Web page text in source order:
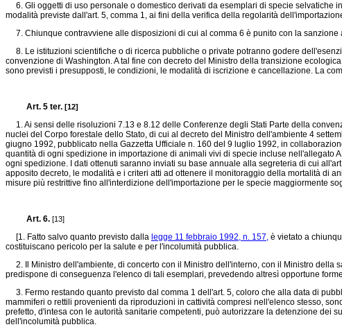
6. Gli oggetti di uso personale o domestico derivati da esemplari di specie selvatiche
modalità previste dall'art. 5, comma 1, ai fini della verifica della regolarità
7. Chiunque contravviene alle disposizioni di cui al comma 6 è punito con la
8. Le istituzioni scientifiche o di ricerca pubbliche o private potranno godere
convenzione di Washington. A tal fine con decreto del Ministro della transizione
sono previsti i presupposti, le condizioni, le modalità di iscrizione e cancellazione. La
Art. 5 ter. [12]
1. Ai sensi delle risoluzioni 7.13 e 8.12 delle Conferenze degli Stati Parte della
nuclei del Corpo forestale dello Stato, di cui al decreto del Ministro dell'ambiente 4
giugno 1992, pubblicato nella Gazzetta Ufficiale n. 160 del 9 luglio 1992, in
quantità di ogni spedizione in importazione di animali vivi di specie incluse nell'allegato
ogni spedizione. I dati ottenuti saranno inviati su base annuale alla segreteria di cui
apposito decreto, le modalità e i criteri atti ad ottenere il monitoraggio della mortalità di
misure più restrittive fino all'interdizione dell'importazione per le specie maggiormente
Art. 6. [13]
[1. Fatto salvo quanto previsto dalla legge 11 febbraio 1992, n. 157, è vietato a
costituiscano pericolo per la salute e per l'incolumità pubblica.
2. Il Ministro dell'ambiente, di concerto con il Ministro dell'interno, con il Ministro della
predispone di conseguenza l'elenco di tali esemplari, prevedendo altresì opportune
3. Fermo restando quanto previsto dal comma 1 dell'art. 5, coloro che alla data di
mammiferi o rettili provenienti da riproduzioni in cattività compresi nell'elenco stesso,
prefetto, d'intesa con le autorità sanitarie competenti, può autorizzare la detenzione dei
dell'incolumità pubblica.